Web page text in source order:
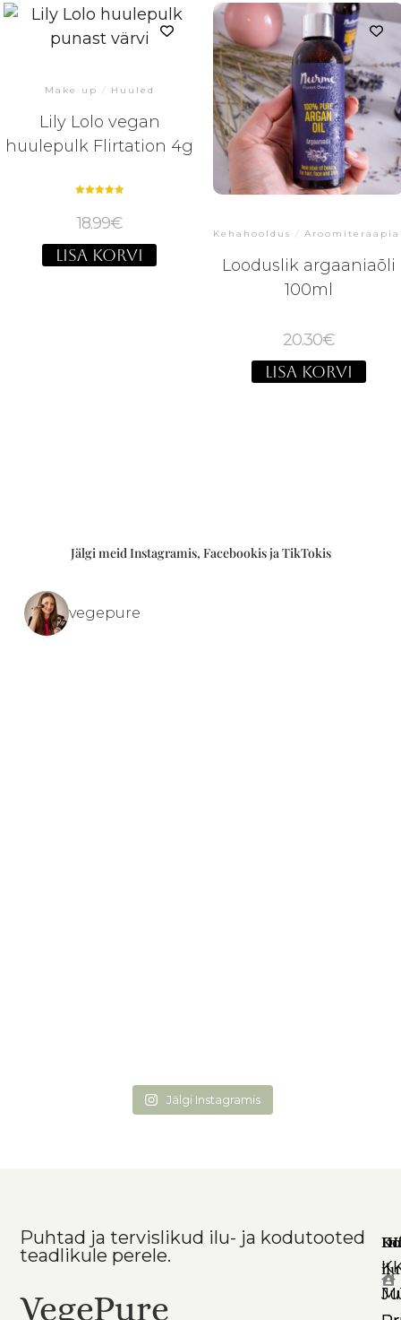
Make up / Huuled
Lily Lolo vegan
huulepulk Flirtation 4g
/ 5
18.99€
LISA KORVI
Kehahooldus / Aroomiteraapia
Looduslik argaaniaõli
100ml
20.30€
LISA KORVI
Jälgi meid Instagramis, Facebookis ja TikTokis
vegepure
Jälgi Instagramis
Puhtad ja tervislikud ilu- ja kodutooted
teadlikule perele.
VegePure